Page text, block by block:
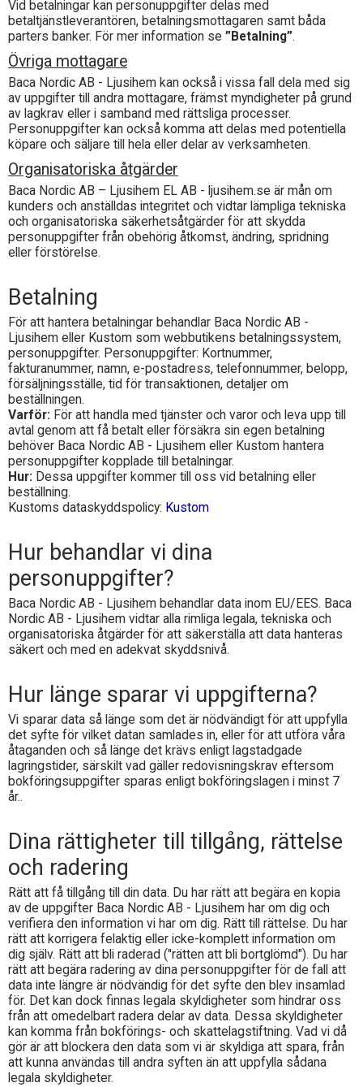
Vid betalningar kan personuppgifter delas med
betaltjänstleverantören, betalningsmottagaren samt båda
parters banker. För mer information se ”Betalning”.
Övriga mottagare
Baca Nordic AB - Ljusihem kan också i vissa fall dela med sig
av uppgifter till andra mottagare, främst myndigheter på grund
av lagkrav eller i samband med rättsliga processer.
Personuppgifter kan också komma att delas med potentiella
köpare och säljare till hela eller delar av verksamheten.
Organisatoriska åtgärder
Baca Nordic AB – Ljusihem EL AB - ljusihem.se är mån om
kunders och anställdas integritet och vidtar lämpliga tekniska
och organisatoriska säkerhetsåtgärder för att skydda
personuppgifter från obehörig åtkomst, ändring, spridning
eller förstörelse.
Betalning
För att hantera betalningar behandlar Baca Nordic AB -
Ljusihem eller Kustom som webbutikens betalningssystem,
personuppgifter. Personuppgifter: Kortnummer,
fakturanummer, namn, e-postadress, telefonnummer, belopp,
försäljningsställe, tid för transaktionen, detaljer om
beställningen.
Varför: För att handla med tjänster och varor och leva upp till
avtal genom att få betalt eller försäkra sin egen betalning
behöver Baca Nordic AB - Ljusihem eller Kustom hantera
personuppgifter kopplade till betalningar.
Hur: Dessa uppgifter kommer till oss vid betalning eller
beställning.
Kustoms dataskyddspolicy: Kustom
Hur behandlar vi dina
personuppgifter?
Baca Nordic AB - Ljusihem behandlar data inom EU/EES. Baca
Nordic AB - Ljusihem vidtar alla rimliga legala, tekniska och
organisatoriska åtgärder för att säkerställa att data hanteras
säkert och med en adekvat skyddsnivå.
Hur länge sparar vi uppgifterna?
Vi sparar data så länge som det är nödvändigt för att uppfylla
det syfte för vilket datan samlades in, eller för att utföra våra
åtaganden och så länge det krävs enligt lagstadgade
lagringstider, särskilt vad gäller redovisningskrav eftersom
bokföringsuppgifter sparas enligt bokföringslagen i minst 7
år..
Dina rättigheter till tillgång, rättelse
och radering
Rätt att få tillgång till din data. Du har rätt att begära en kopia
av de uppgifter Baca Nordic AB - Ljusihem har om dig och
verifiera den information vi har om dig. Rätt till rättelse. Du har
rätt att korrigera felaktig eller icke-komplett information om
dig själv. Rätt att bli raderad ("rätten att bli bortglömd"). Du har
rätt att begära radering av dina personuppgifter för de fall att
data inte längre är nödvändig för det syfte den blev insamlad
för. Det kan dock finnas legala skyldigheter som hindrar oss
från att omedelbart radera delar av data. Dessa skyldigheter
kan komma från bokförings- och skattelagstiftning. Vad vi då
gör är att blockera den data som vi är skyldiga att spara, från
att kunna användas till andra syften än att uppfylla sådana
legala skyldigheter.